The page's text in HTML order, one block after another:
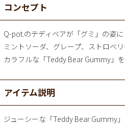
コンセプト
Q-pot.のテディベアが「グミ」の姿に
ミントソーダ、グレープ、ストロベ
カラフルな「Teddy Bear Gummy」を
アイテム説明
ジューシーな「Teddy Bear Gummy